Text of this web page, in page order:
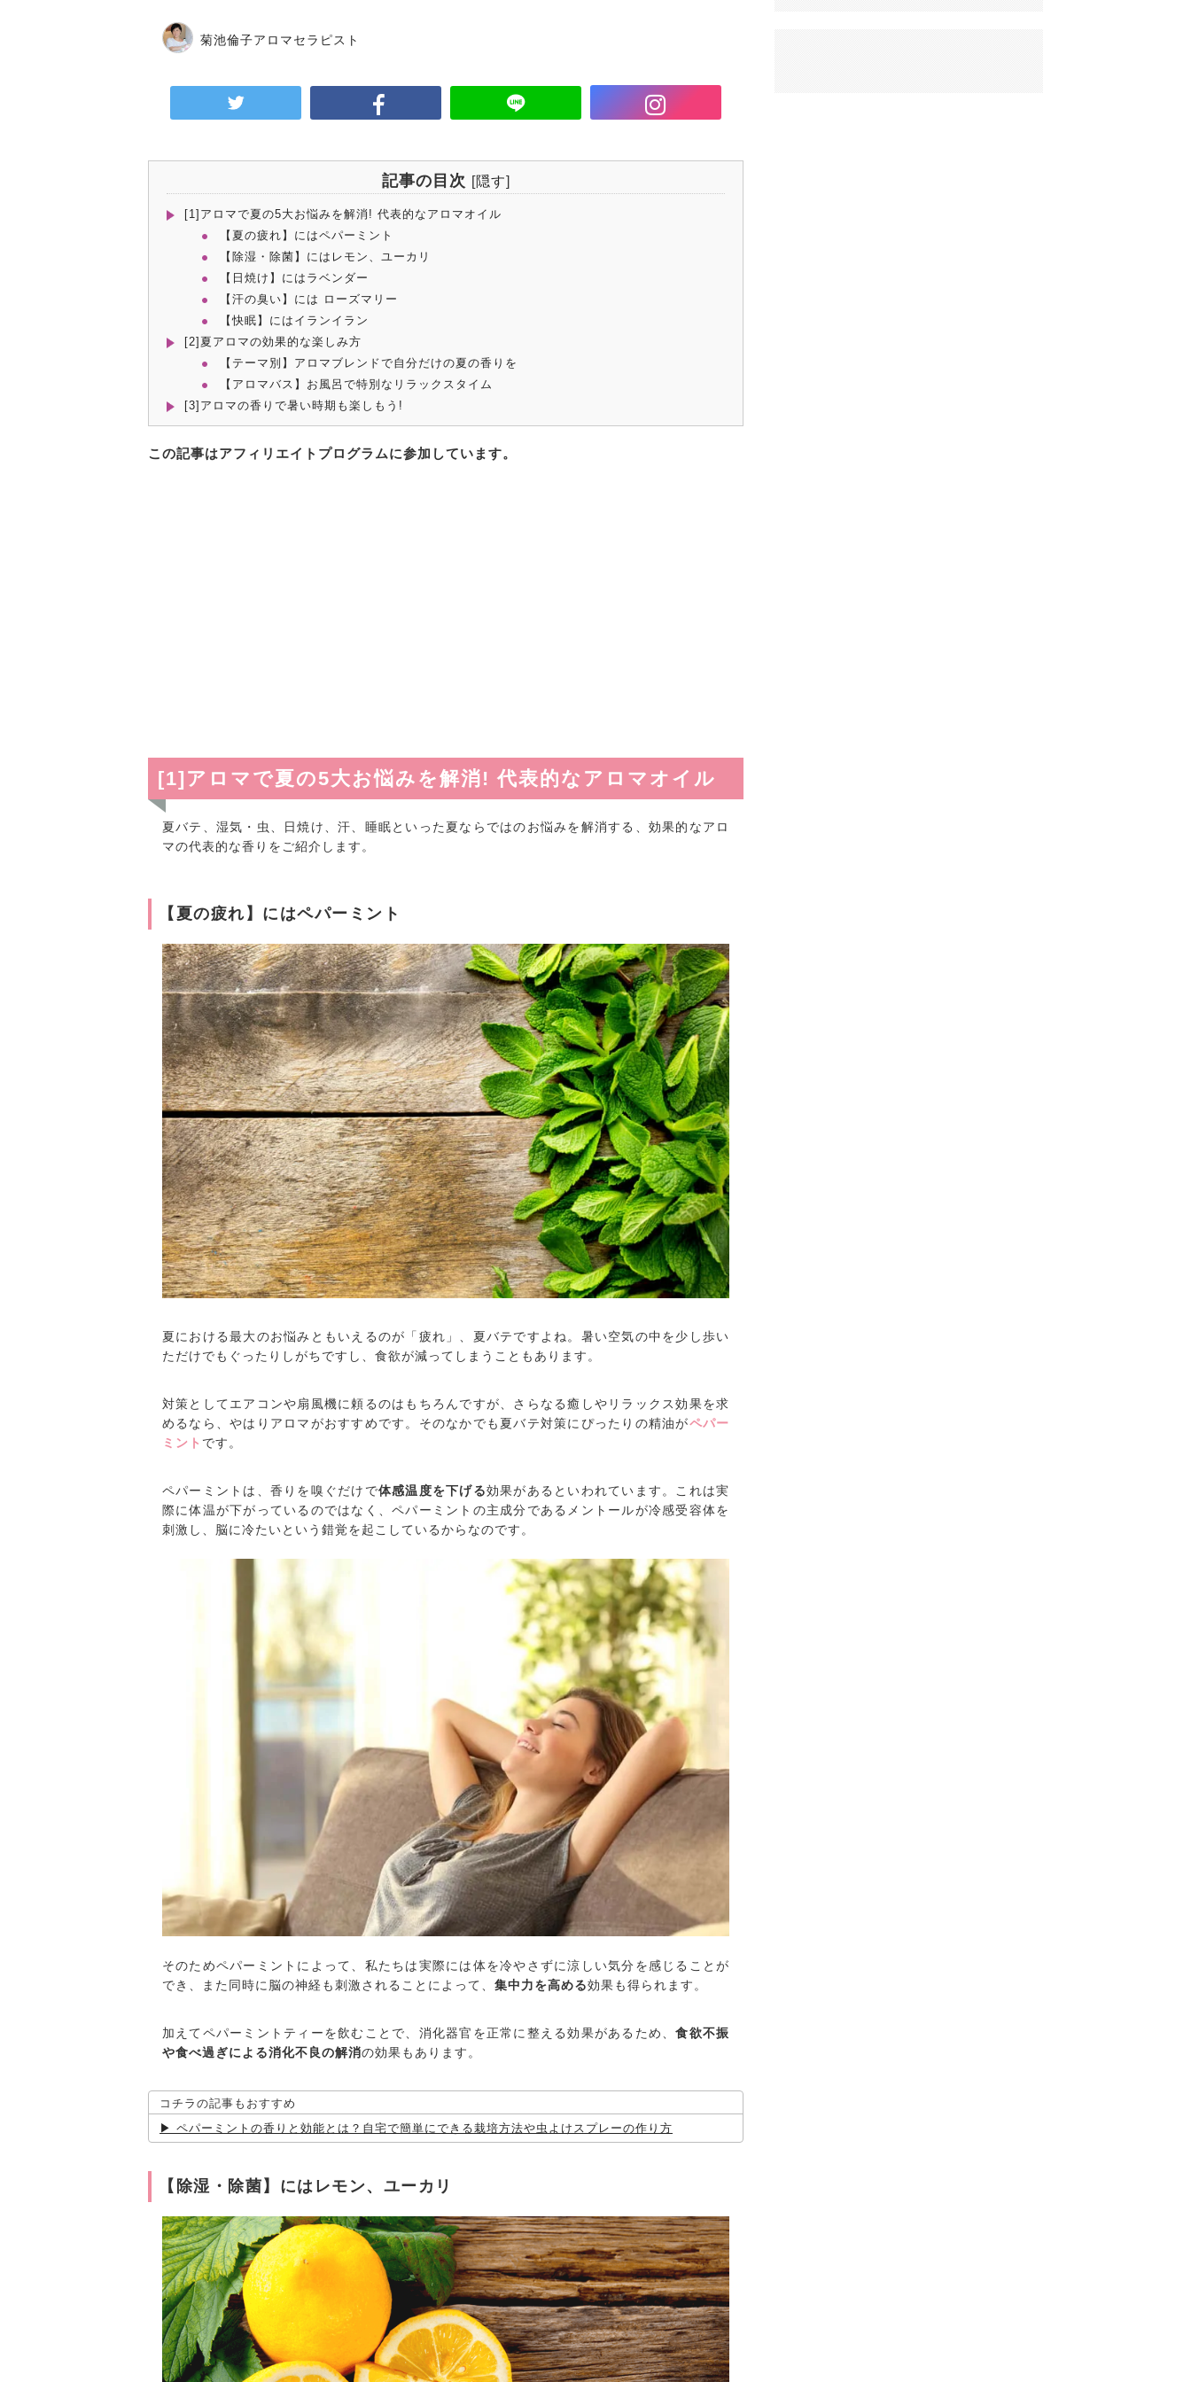
菊池倫子アロマセラピスト
記事の目次 [隠す]
[1]アロマで夏の5大お悩みを解消! 代表的なアロマオイル
【夏の疲れ】にはペパーミント
【除湿・除菌】にはレモン、ユーカリ
【日焼け】にはラベンダー
【汗の臭い】には ローズマリー
【快眠】にはイランイラン
[2]夏アロマの効果的な楽しみ方
【テーマ別】アロマブレンドで自分だけの夏の香りを
【アロマバス】お風呂で特別なリラックスタイム
[3]アロマの香りで暑い時期も楽しもう!
この記事はアフィリエイトプログラムに参加しています。
[1]アロマで夏の5大お悩みを解消! 代表的なアロマオイル
夏バテ、湿気・虫、日焼け、汗、睡眠といった夏ならではのお悩みを解消する、効果的なアロ
マの代表的な香りをご紹介します。
【夏の疲れ】にはペパーミント
夏における最大のお悩みともいえるのが「疲れ」、夏バテですよね。暑い空気の中を少し歩い
ただけでもぐったりしがちですし、食欲が減ってしまうこともあります。
対策としてエアコンや扇風機に頼るのはもちろんですが、さらなる癒しやリラックス効果を求
めるなら、やはりアロマがおすすめです。そのなかでも夏バテ対策にぴったりの精油がペパー
ミント です。
ペパーミントは、香りを嗅ぐだけで体感温度を下げる効果があるといわれています。これは実
際に体温が下がっているのではなく、ペパーミントの主成分であるメントールが冷感受容体を
刺激し、脳に冷たいという錯覚を起こしているからなのです。
そのためペパーミントによって、私たちは実際には体を冷やさずに涼しい気分を感じることが
でき、また同時に脳の神経も刺激されることによって、 集中力を高める効果も得られます。
加えてペパーミントティーを飲むことで、消化器官を正常に整える効果があるため、食欲不振
や食べ過ぎによる消化不良の解消の効果もあります。
コチラの記事もおすすめ
ペパーミントの香りと効能とは？自宅で簡単にできる栽培方法や虫よけスプレーの作り方
【除湿・除菌】にはレモン、ユーカリ